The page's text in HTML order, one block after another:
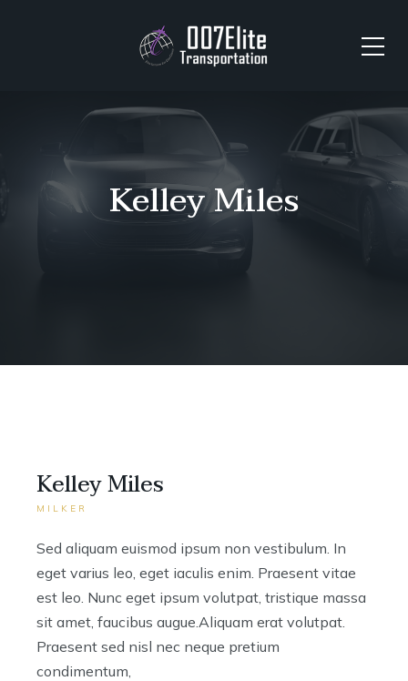
Kelley Miles
Kelley Miles
MILKER
Sed aliquam euismod ipsum non vestibulum. In
eget varius leo, eget iaculis enim. Praesent vitae
est leo. Nunc eget ipsum volutpat, tristique massa
sit amet, faucibus augue.Aliquam erat volutpat.
Praesent sed nisl nec neque pretium
condimentum,